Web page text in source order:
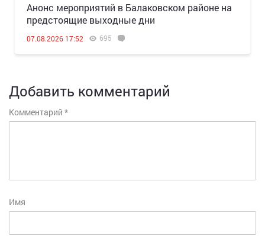
Анонс мероприятий в Балаковском районе на
предстоящие выходные дни
07.08.2026 17:52 695
Добавить комментарий
Комментарий *
Имя